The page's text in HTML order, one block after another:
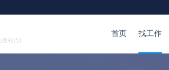
换站点]
首页 找工作